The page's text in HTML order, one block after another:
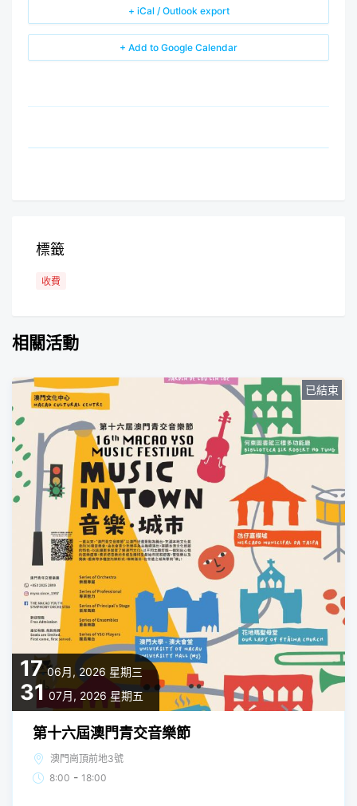
+ Add to Google Calendar
+ iCal / Outlook export
標籤
收費
相關活動
17 06月, 2026 星期三
31 07月, 2026 星期五
已結束
第十六屆澳門青交音樂節
澳門崗頂前地3號
8:00 - 18:00